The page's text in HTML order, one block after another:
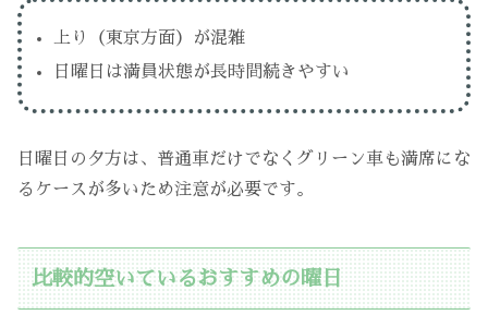
上り（東京方面）が混雑
日曜日は満員状態が長時間続きやすい
日曜日の夕方は、普通車だけでなくグリーン車も満席にな
るケースが多いため注意が必要です。
比較的空いているおすすめの曜日